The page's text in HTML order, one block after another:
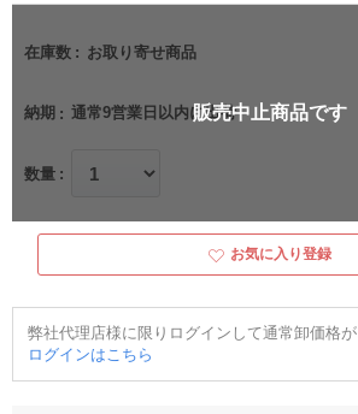
在庫数 お取り寄せ商品
納期 通常9営業日以内に出荷
数量
販売中止商品です
お気に入り登録
弊社代理店様に限りログインして通常卸価格
ログインはこちら